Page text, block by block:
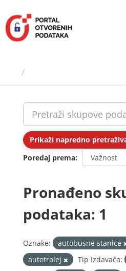
sadržaj
Prikaži napredno
Poredaj prema
Pronađeno
podataka: 1
Oznake: autobusne stanice
autotrolej
Tip Izdavača: